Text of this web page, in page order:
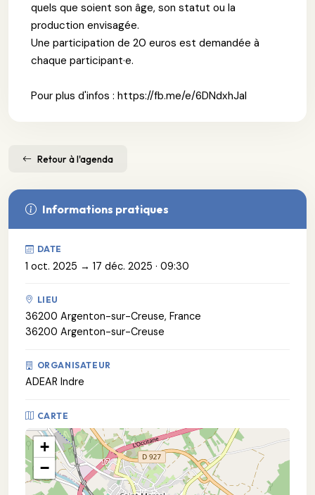
quels que soient son âge, son statut ou la
production envisagée.
Une participation de 20 euros est demandée à
chaque participant·e.
Pour plus d'infos : https://fb.me/e/6DNdxhJal
Retour à l'agenda
Informations pratiques
DATE
1 oct. 2025 → 17 déc. 2025 · 09:30
LIEU
36200 Argenton-sur-Creuse, France
36200 Argenton-sur-Creuse
ORGANISATEUR
ADEAR Indre
CARTE
+
−